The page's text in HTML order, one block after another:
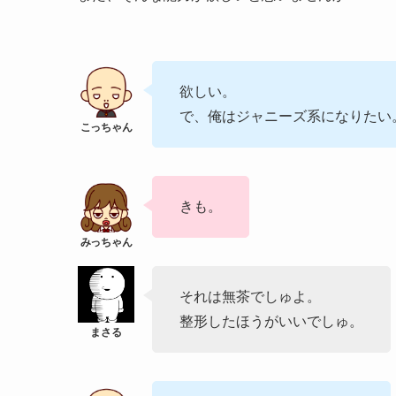
欲しい。
で、俺はジャニーズ系になりたい
きも。
それは無茶でしゅよ。
整形したほうがいいでしゅ。